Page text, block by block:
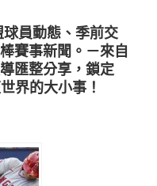
員動態、季前交
賽事新聞。－來自
匯整分享，鎖定
界的大小事！